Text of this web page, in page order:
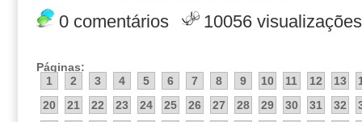
0 comentários 10056 visualizações
Páginas:
1
2 3 4 5 6 7 8 9 10 11 12 13
20
21 22 23 24 25 26 27 28 29 30 31 32